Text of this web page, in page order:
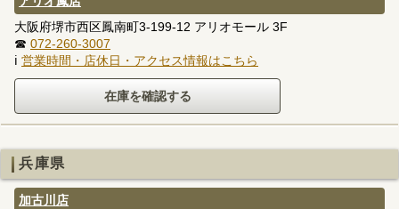
大阪府堺市西区鳳南町3-199-12 アリオモール 3F
☎ 072-260-3007
ℹ 営業時間・店休日・アクセス情報はこちら
兵庫県
加古川店